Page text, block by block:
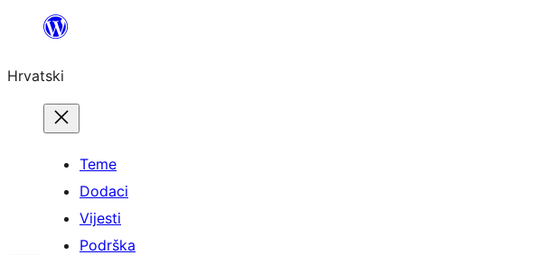
Skoči
sadržaja
Hrvatski
Teme
Dodaci
Vijesti
Podrška